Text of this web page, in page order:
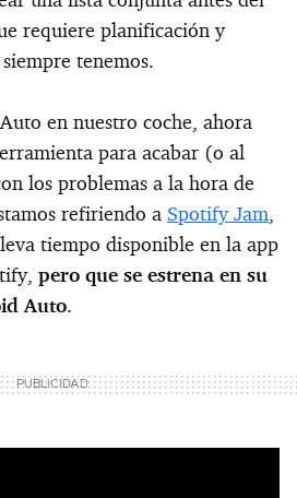
requiere planificación y
tenemos.
en nuestro coche, ahora
para acabar (o al
los problemas a la hora de
refiriendo a Spotify Jam,
tiempo disponible en la app
pero que se estrena en su
Auto.